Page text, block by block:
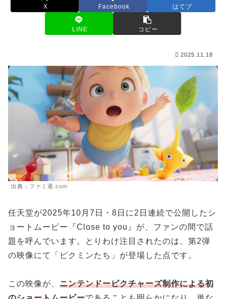
X Facebook はてブ
LINE コピー
2025.11.18
出典： ファミ通.com
任天堂が2025年10月7日・8日に2日連続で公開したシ
ョートムービー『Close to you』が、ファンの間で話
題を呼んでいます。とりわけ注目されたのは、第2弾
の映像にて「ピクミンたち」が登場した点です。
この映像が、 ニンテンドーピクチャーズ制作による初